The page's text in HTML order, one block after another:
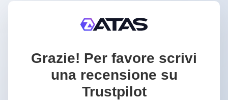
Grazie! Per favore scrivi
una recensione su
Trustpilot